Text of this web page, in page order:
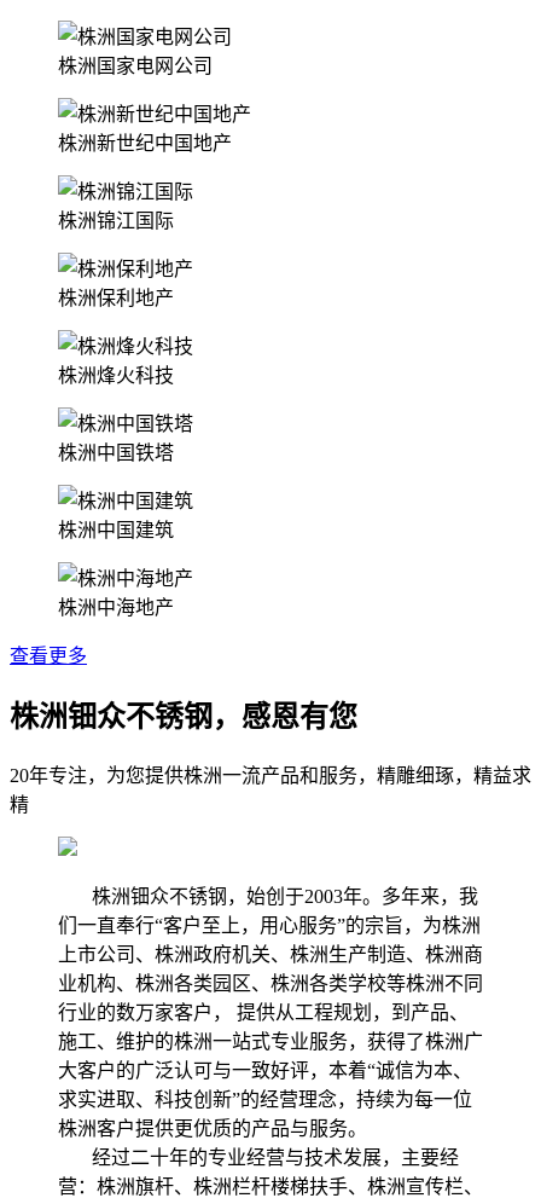
株洲国家电网公司
株洲新世纪中国地产
株洲锦江国际
株洲保利地产
株洲烽火科技
株洲中国铁塔
株洲中国建筑
株洲中海地产
查看更多
株洲钿众不锈钢，感恩有您
20年专注，为您提供株洲一流产品和服务，精雕细琢，精益求
精
株洲钿众不锈钢，始创于2003年。多年来，我
们一直奉行“客户至上，用心服务”的宗旨，为株洲
上市公司、株洲政府机关、株洲生产制造、株洲商
业机构、株洲各类园区、株洲各类学校等株洲不同
行业的数万家客户， 提供从工程规划，到产品、
施工、维护的株洲一站式专业服务，获得了株洲广
大客户的广泛认可与一致好评，本着“诚信为本、
求实进取、科技创新”的经营理念，持续为每一位
株洲客户提供更优质的产品与服务。
经过二十年的专业经营与技术发展，主要经
营：株洲旗杆、株洲栏杆楼梯扶手、株洲宣传栏、